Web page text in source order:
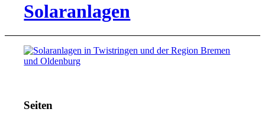
Solaranlagen
Seiten